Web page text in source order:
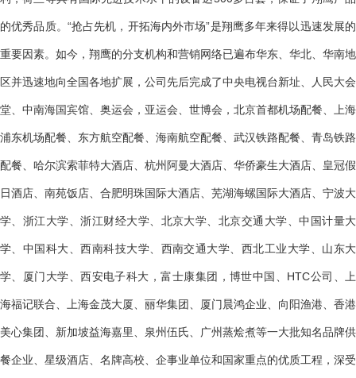
的优秀品质。“抢占先机，开拓海内外市场”是翔鹰多年来得以迅速发展的
重要因素。如今，翔鹰的分支机构和营销网络已遍布华东、华北、华南地
区并迅速地向全国各地扩展，公司先后完成了中央电视台新址、人民大会
堂、中南海国宾馆、奥运会，亚运会、世博会，北京首都机场配餐、上海
浦东机场配餐、东方航空配餐、海南航空配餐、武汉铁路配餐、青岛铁路
配餐、哈尔滨索菲特大酒店、杭州阿曼大酒店、华侨豪生大酒店、皇冠假
日酒店、南苑饭店、合肥明珠国际大酒店、芜湖海螺国际大酒店、宁波大
学、浙江大学、浙江财经大学、北京大学、北京交通大学、中国计量大
学、中国科大、西南科技大学、西南交通大学、西北工业大学、山东大
学、厦门大学、西安电子科大，富士康集团，博世中国、HTC公司、上
海福记联合、上海金茂大厦、丽华集团、厦门晨鸿企业、向阳渔港、香港
美心集团、新加坡益海嘉里、泉州伍氏、广州蒸烩煮等一大批知名品牌供
餐企业、星级酒店、名牌高校、企事业单位和国家重点的优质工程，深受